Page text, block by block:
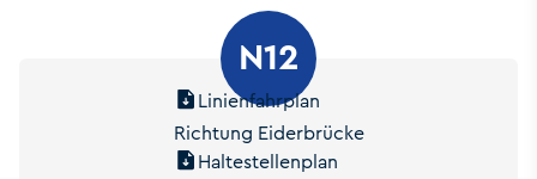
N12
Linienfahrplan
Richtung Eiderbrücke
Haltestellenplan